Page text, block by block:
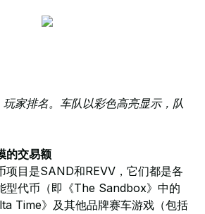
玩家排名。车队以彩色高亮显示，队
的交易额
项目是SAND和REVV，它们都是各
型代币（即《The Sandbox》中的
Time》及其他品牌赛车游戏（包括